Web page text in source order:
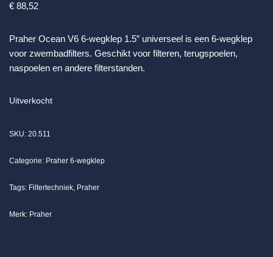
€ 88,52
Praher Ocean V6 6-wegklep 1.5” universeel is een 6-wegklep
voor zwembadfilters. Geschikt voor filteren, terugspoelen,
naspoelen en andere filterstanden.
Uitverkocht
SKU: 20.511
Categorie: Praher 6-wegklep
Tags: Filtertechniek, Praher
Merk: Praher